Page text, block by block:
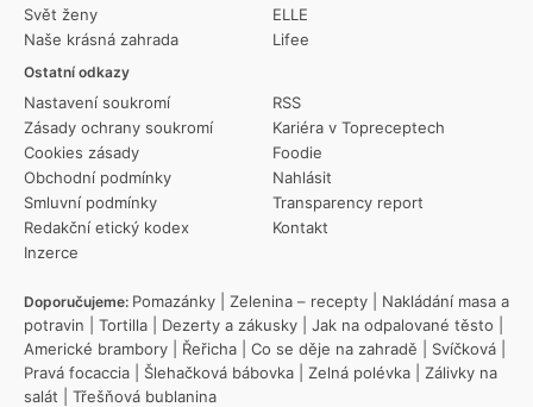
Svět ženy
Naše krásná zahrada
Ostatní odkazy
Nastavení soukromí
Zásady ochrany soukromí
Cookies zásady
Obchodní podmínky
Smluvní podmínky
Redakční etický kodex
Inzerce
RSS
Kariéra v Topreceptech
Foodie
Nahlásit
Transparency report
Kontakt
ELLE
Lifee
Doporučujeme: Pomazánky Zelenina – recepty
Nakládání masa a
potravin
Tortilla Dezerty a zákusky Jak na odpalované těsto
Americké brambory
Řeřicha Co se děje na zahradě Svíčková
Pravá focaccia
Šlehačková bábovka Zelná polévka
Zálivky na
salát
Třešňová bublanina